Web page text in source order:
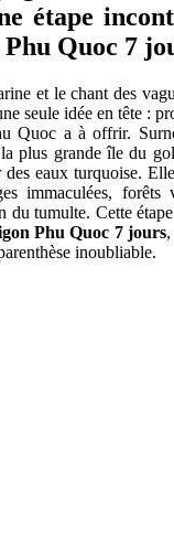
étape
Phu Quoc 7
et le chant des
seule idée en tête :
Quoc a à offrir.
plus grande île du
eaux turquoise.
immaculées, forêts
du tumulte. Cette
Phu Quoc 7 jours,
inoubliable.